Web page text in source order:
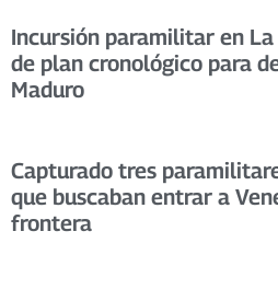
Incursión paramilitar en
de plan cronológico para
Maduro
Capturado tres
que buscaban entrar a
frontera